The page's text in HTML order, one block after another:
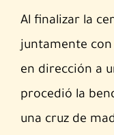
Al finalizar la
juntamente
en dirección a
procedió la
una cruz de